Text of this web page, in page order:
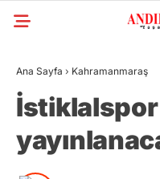
Ana Sayfa › Kahramanmaraş
İstiklalspor